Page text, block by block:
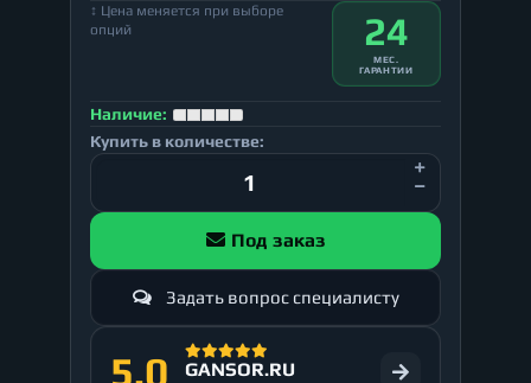
↕ Цена меняется при выборе
опций
24
МЕС.
ГАРАНТИИ
Наличие:
Купить в количестве:
Под заказ
Задать вопрос специалисту
5.0 GANSOR.RU